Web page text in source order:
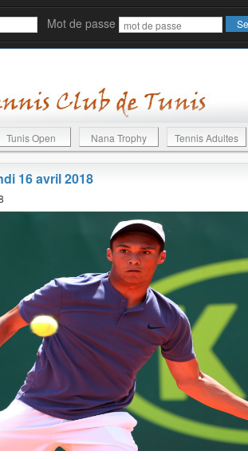
Mot de passe
Tunis Open Nana Trophy Tennis Adultes
16 avril 2018